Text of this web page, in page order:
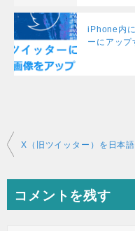
iPhone内
ーにアップ
投
稿
ナ
ビ
コメントを残す